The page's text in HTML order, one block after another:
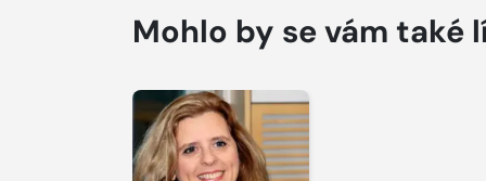
Mohlo by se vám také